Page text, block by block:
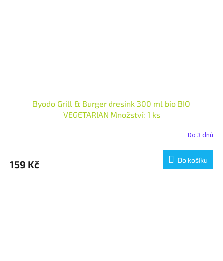
Byodo Grill & Burger dresink 300 ml bio BIO
VEGETARIAN Množství: 1 ks
Do 3 dnů
159 Kč Do košíku